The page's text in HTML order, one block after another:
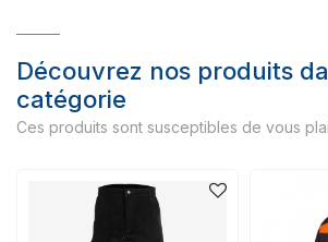
Découvrez nos produits
catégorie
Ces produits sont susceptibles de vous